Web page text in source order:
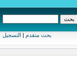
بحث متقدم | التسجيل